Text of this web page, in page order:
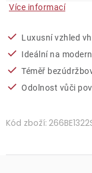
Více informací
Luxusní vzhled
Ideální na
Téměř
Odolnost vůči
Kód zboží: